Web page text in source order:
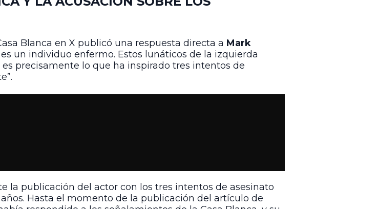
Blanca en X publicó una respuesta directa a Mark
un individuo enfermo. Estos lunáticos de la izquierda
precisamente lo que ha inspirado tres intentos de
la publicación del actor con los tres intentos de asesinato
Hasta el momento de la publicación del artículo de